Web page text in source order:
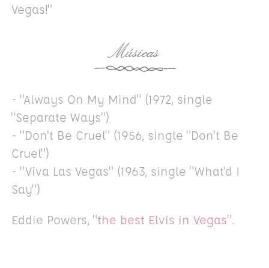
Vegas!"
Músicas
- "Always On My Mind" (1972, single
"Separate Ways")
- "Don't Be Cruel" (1956, single "Don't Be
Cruel")
- "Viva Las Vegas" (1963, single "What'd I
Say")
Eddie Powers, "the best Elvis in Vegas".